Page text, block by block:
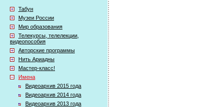
Табун
Музеи России
Мир образования
Телекурсы, телелекции,
видеопособия
Авторские программы
Нить Ариадны
Мастер-класс!
Имена
Видеоархив 2015 года
Видеоархив 2014 года
Видеоархив 2013 года